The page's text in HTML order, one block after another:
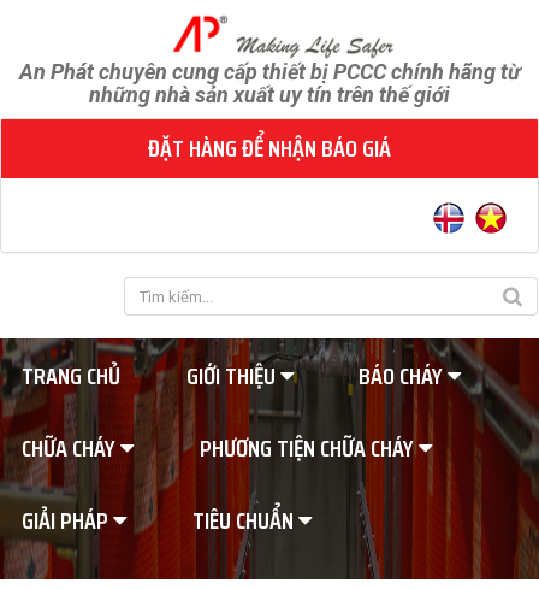
An Phát chuyên cung cấp thiết bị PCCC chính hãng từ
những nhà sản xuất uy tín trên thế giới
ĐẶT HÀNG ĐỂ NHẬN BÁO GIÁ
TRANG CHỦ GIỚI THIỆU
BÁO CHÁY
CHỮA CHÁY
PHƯƠNG TIỆN CHỮA CHÁY
GIẢI PHÁP
TIÊU CHUẨN